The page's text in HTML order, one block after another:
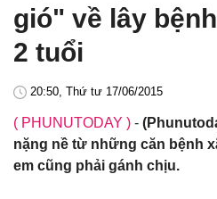
gió" về lây
2 tuổi
20:50, Thứ tư 17/06/2015
( PHUNUTODAY ) -
nặng nề từ những căn bệnh
em cũng phải gánh chịu.